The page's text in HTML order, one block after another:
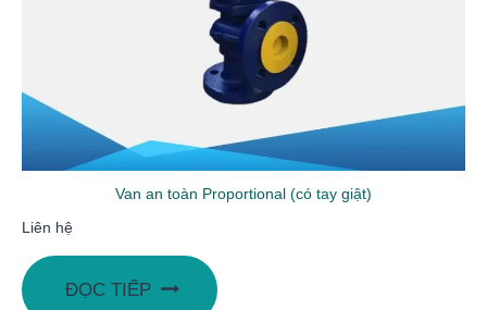
Van an toàn Proportional (có tay giật)
Liên hệ
ĐỌC TIẾP